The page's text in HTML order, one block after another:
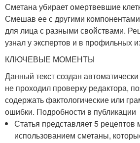
Сметана убирает омертвевшие
Смешав ее с другими
для лица с разными свойствами.
узнал у экспертов и в профильных
КЛЮЧЕВЫЕ МОМЕНТЫ
Данный текст создан
не проходил проверку редактора,
содержать фактологические или
ошибки. Подробности в публикации
Статья представляет 5 рецептов
использованием сметаны,